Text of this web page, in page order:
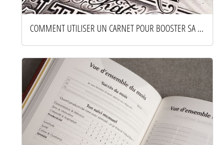
COMMENT UTILISER UN CARNET POUR BOOSTER SA CRÉATIVITÉ AU QUOTIDIEN